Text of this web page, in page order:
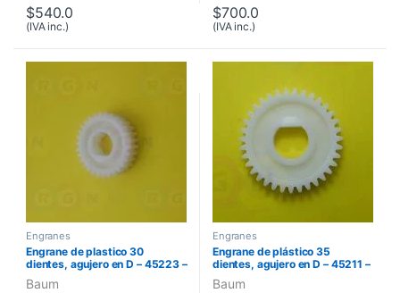
$540.0
(IVA inc.)
$700.0
(IVA inc.)
Engranes
Engrane de plastico 30
dientes, agujero en D – 45223 –
714
Baum
Engranes
Engrane de plástico 35
dientes, agujero en D – 45211 –
714
Baum